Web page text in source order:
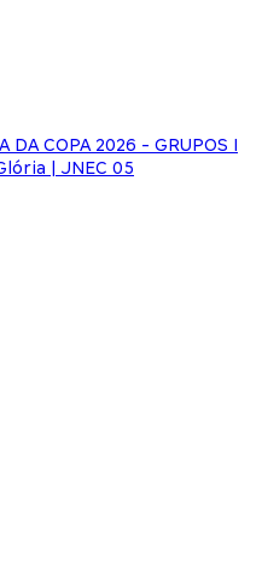
DA COPA 2026 - GRUPOS I
| JNEC 05